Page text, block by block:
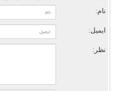
نام:
ایمیل:
نظر: